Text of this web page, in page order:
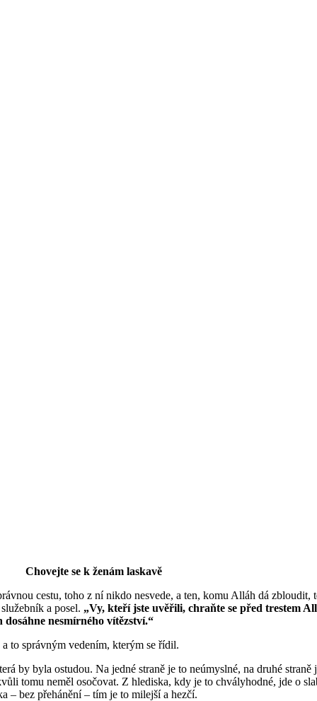
Chovejte se k ženám laskavě
cestu, toho z ní nikdo nesvede, a ten, komu Alláh dá
a posel. „Vy, kteří jste uvěřili, chraňte se před trestem
nesmírného vítězství.“
to správným vedením, kterým se řídil.
by byla ostudou. Na jedné straně je to neúmyslné, na druhé
tomu neměl osočovat. Z hlediska, kdy je to chvályhodné, jde o
– bez přehánění – tím je to milejší a hezčí.